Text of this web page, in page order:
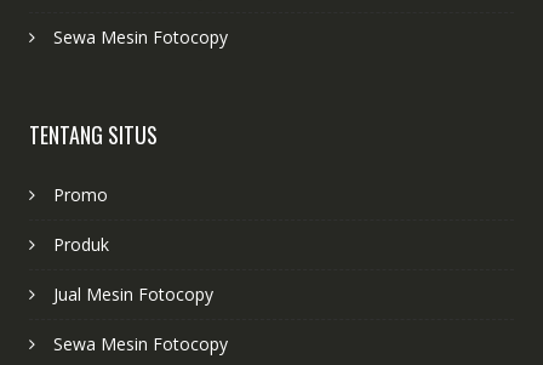
Sewa Mesin Fotocopy
TENTANG SITUS
Promo
Produk
Jual Mesin Fotocopy
Sewa Mesin Fotocopy